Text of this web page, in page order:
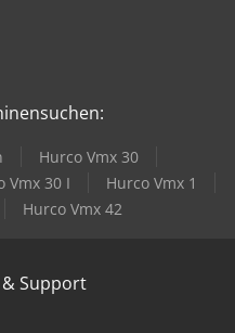
Hurco Vmx 30
Vmx 30 I
Hurco Vmx 1
Hurco Vmx 42
& Support